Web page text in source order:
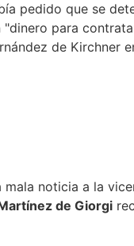
pedido que se
"dinero para
de Kirchner
noticia a la
de Giorgi